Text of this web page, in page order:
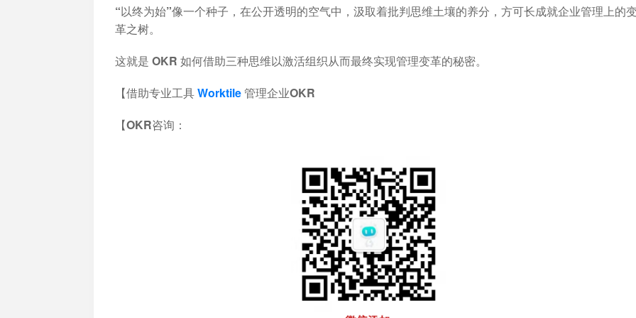
“以终为始”像一个种子，在公开透明的空气中，汲取着批判思维土壤的养分，方可长成就企业管理上的
革之树。
这就是 OKR 如何借助三种思维以激活组织从而最终实现管理变革的秘密。
【借助专业工具Worktile管理企业OKR
【OKR咨询：